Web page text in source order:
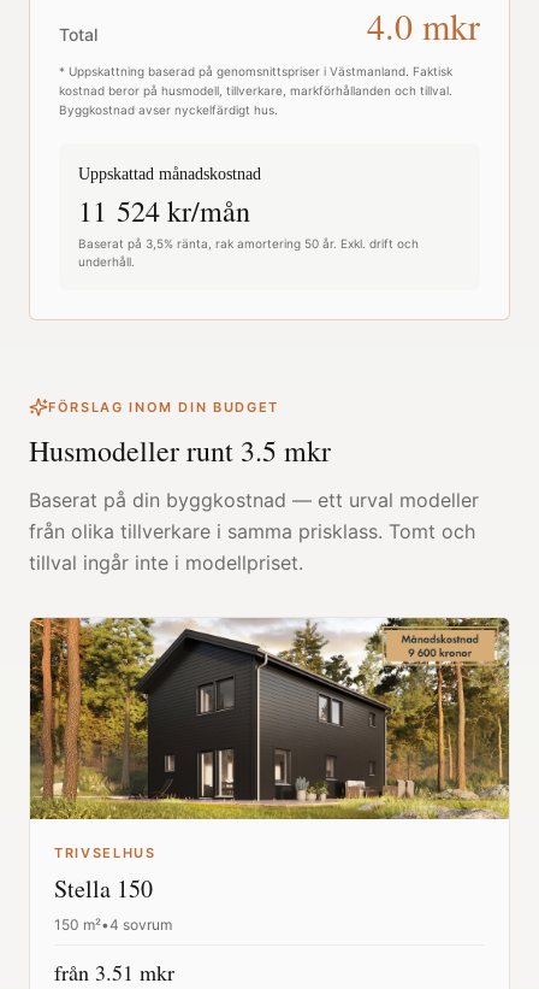
Total 4.0 mkr
* Uppskattning baserad på genomsnittspriser i Västmanland . Faktisk
kostnad beror på husmodell, tillverkare, markförhållanden och tillval.
Byggkostnad avser nyckelfärdigt hus.
Uppskattad månadskostnad
11 524kr/mån
Baserat på 3,5% ränta, rak amortering 50 år. Exkl. drift och
underhåll.
FÖRSLAG INOM DIN BUDGET
Husmodeller runt 3.5 mkr
Baserat på din byggkostnad — ett urval modeller
från olika tillverkare i samma prisklass. Tomt och
tillval ingår inte i modellpriset.
TRIVSELHUS
Stella 150
150 m²•4 sovrum
från 3.51 mkr